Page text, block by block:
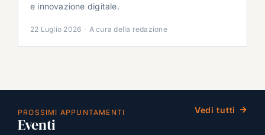
e innovazione digitale.
22 Luglio 2026 · A cura della redazione
PROSSIMI APPUNTAMENTI
Eventi
Vedi tutti